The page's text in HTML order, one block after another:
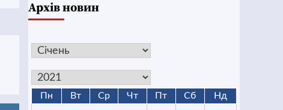
Архів новин
Пн Вт Ср Чт Пт Сб Нд